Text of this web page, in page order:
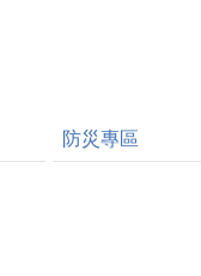
防災專區